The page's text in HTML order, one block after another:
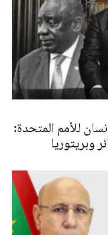
للأمم المتحدة:
وبريتوريا